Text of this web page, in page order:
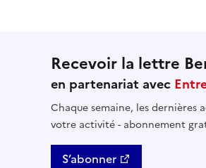
Recevoir la lettre
en partenariat avec
Chaque semaine, les dernières
votre activité - abonnement
S’abonner